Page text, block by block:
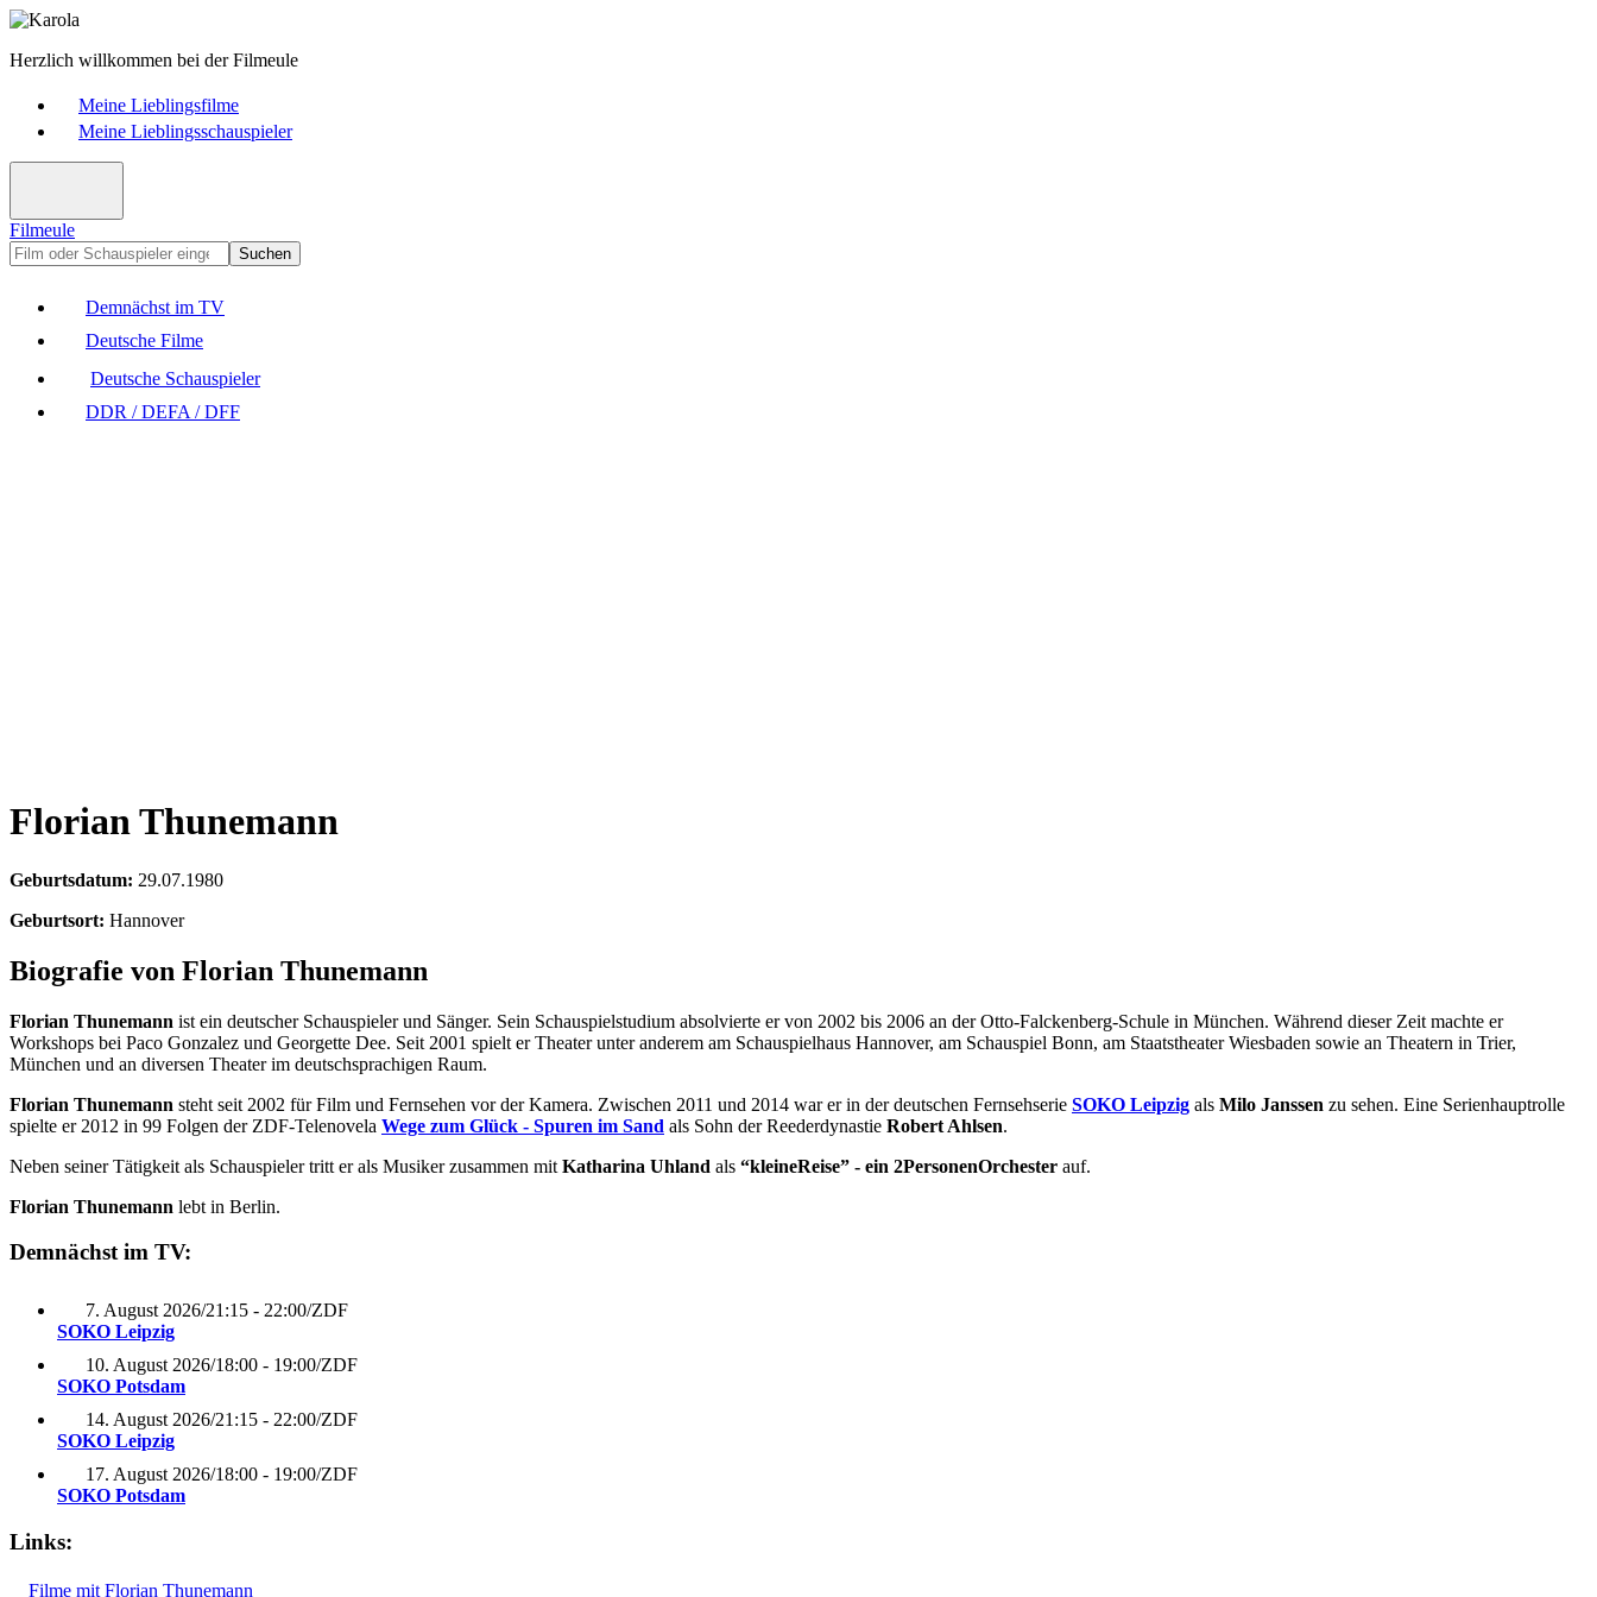
Herzlich willkommen bei der Filmeule
Meine Lieblingsfilme
Meine Lieblingsschauspieler
Filmeule
Suchen
Demnächst im TV
Deutsche Filme
Deutsche Schauspieler
DDR / DEFA / DFF
Florian Thunemann
Geburtsdatum: 29.07.1980
Geburtsort: Hannover
Biografie von Florian Thunemann
Florian Thunemann ist ein deutscher Schauspieler und Sänger. Sein Schauspielstudium absolvierte er von 2002 bis 2006 an der Otto-Falckenberg-Schule in München. Während dieser Zeit machte er
Workshops bei Paco Gonzalez und Georgette Dee. Seit 2001 spielt er Theater unter anderem am Schauspielhaus Hannover, am Schauspiel Bonn, am Staatstheater Wiesbaden sowie an Theatern in Trier,
München und an diversen Theater im deutschsprachigen Raum.
Florian Thunemann steht seit 2002 für Film und Fernsehen vor der Kamera. Zwischen 2011 und 2014 war er in der deutschen Fernsehserie SOKO Leipzig als Milo Janssen zu sehen. Eine Serienhauptrolle
spielte er 2012 in 99 Folgen der ZDF-Telenovela Wege zum Glück - Spuren im Sand als Sohn der Reederdynastie Robert Ahlsen.
Neben seiner Tätigkeit als Schauspieler tritt er als Musiker zusammen mit Katharina Uhland als “kleineReise” - ein 2PersonenOrchester auf.
Florian Thunemann lebt in Berlin.
Demnächst im TV:
7. August 2026/21:15 - 22:00/ZDF
SOKO Leipzig
10. August 2026/18:00 - 19:00/ZDF
SOKO Potsdam
14. August 2026/21:15 - 22:00/ZDF
SOKO Leipzig
17. August 2026/18:00 - 19:00/ZDF
SOKO Potsdam
Links:
Filme mit Florian Thunemann